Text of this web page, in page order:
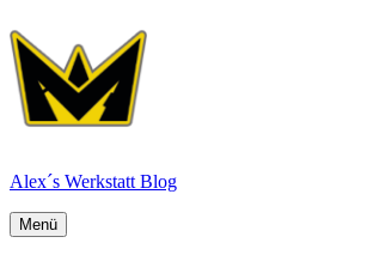
Inhalt
springen
Alex´s Werkstatt Blog
MenüMenü